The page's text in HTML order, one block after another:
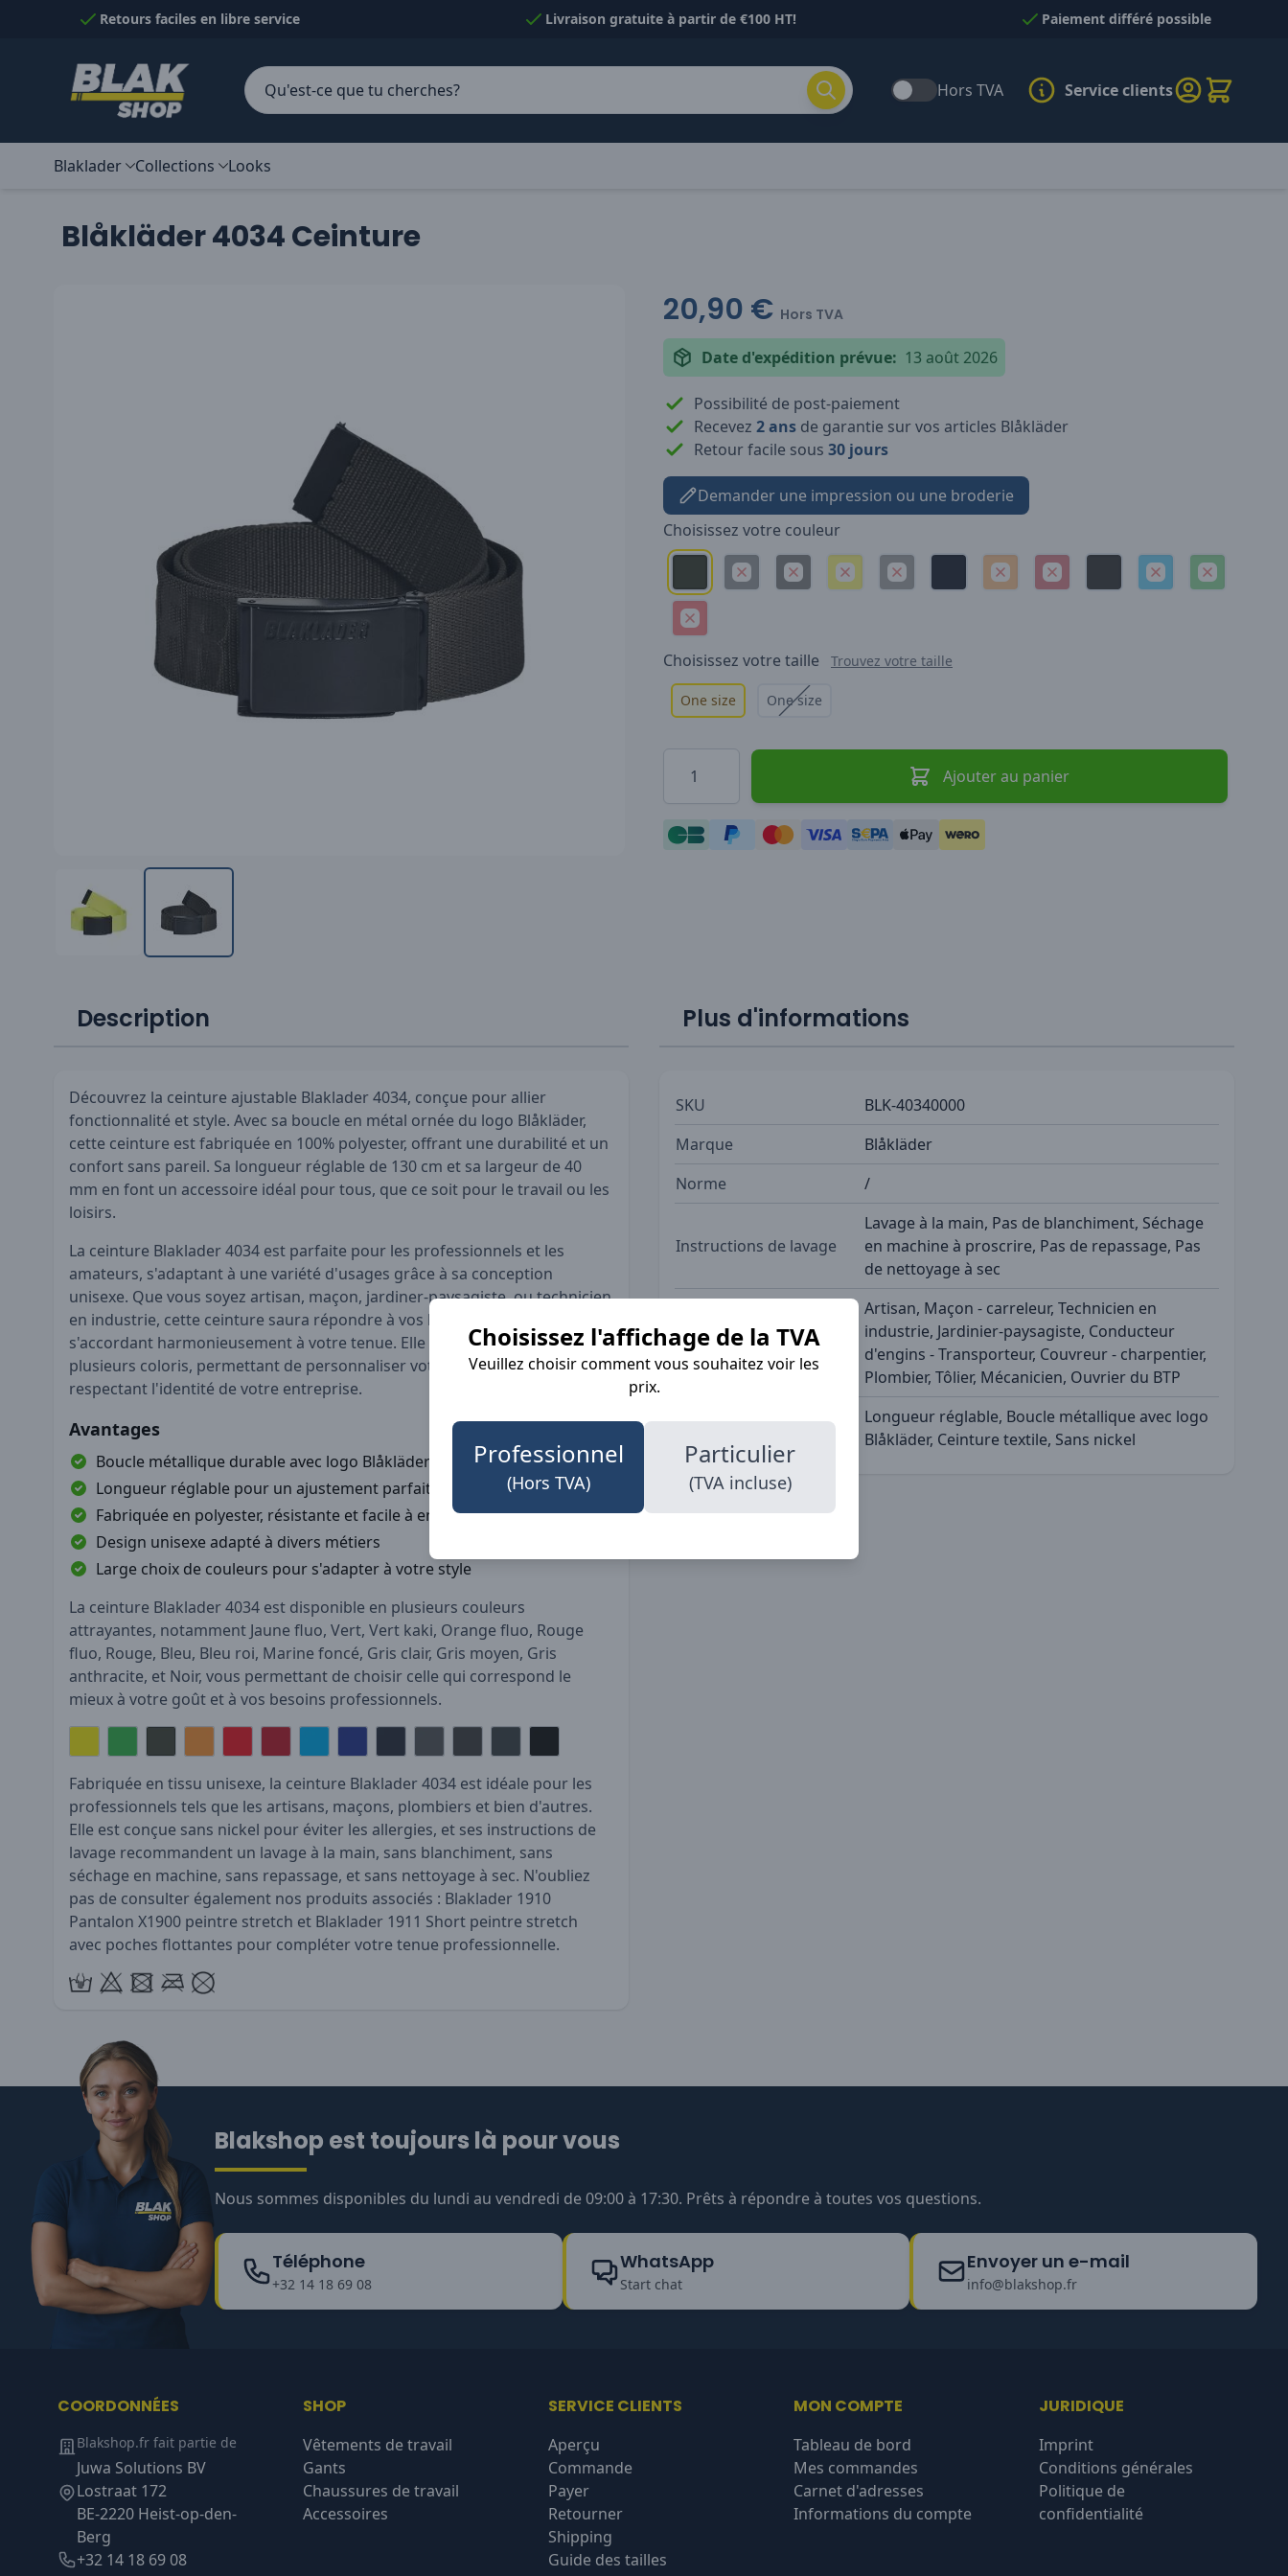
Passer au contenu
Choisissez l'affichage de la TVA
Veuillez choisir comment vous souhaitez voir les
prix.
Professionnel
(Hors TVA)
Particulier
(TVA incluse)
Retours faciles en libre service Livraison gratuite à partir de €100 HT! Paiement différé possible
Hors TVA Service clients
Blaklader Collections Looks
Blåkläder 4034 Ceinture
20,90 € Hors TVA
Date d'expédition prévue: 13 août 2026
Possibilité de post-paiement
Recevez 2 ans de garantie sur vos articles Blåkläder
Retour facile sous 30 jours
Demander une impression ou une broderie
Choisissez votre couleur
Choisissez votre taille Trouvez votre taille
One size One size
Ajouter au panier
Description
Découvrez la ceinture ajustable Blaklader 4034, conçue pour allier
fonctionnalité et style. Avec sa boucle en métal ornée du logo Blåkläder,
cette ceinture est fabriquée en 100% polyester, offrant une durabilité et un
confort sans pareil. Sa longueur réglable de 130 cm et sa largeur de 40
mm en font un accessoire idéal pour tous, que ce soit pour le travail ou les
loisirs.
La ceinture Blaklader 4034 est parfaite pour les professionnels et les
amateurs, s'adaptant à une variété d'usages grâce à sa conception
unisexe. Que vous soyez artisan, maçon, jardiner-paysagiste, ou technicien
en industrie, cette ceinture saura répondre à vos besoins tout en
s'accordant harmonieusement à votre tenue. Elle est disponible dans
plusieurs coloris, permettant de personnaliser votre look tout en
respectant l'identité de votre entreprise.
Avantages
Boucle métallique durable avec logo Blåkläder
Longueur réglable pour un ajustement parfait
Fabriquée en polyester, résistante et facile à entretenir
Design unisexe adapté à divers métiers
Large choix de couleurs pour s'adapter à votre style
La ceinture Blaklader 4034 est disponible en plusieurs couleurs
attrayantes, notamment Jaune fluo, Vert, Vert kaki, Orange fluo, Rouge
fluo, Rouge, Bleu, Bleu roi, Marine foncé, Gris clair, Gris moyen, Gris
anthracite, et Noir, vous permettant de choisir celle qui correspond le
mieux à votre goût et à vos besoins professionnels.
Fabriquée en tissu unisexe, la ceinture Blaklader 4034 est idéale pour les
professionnels tels que les artisans, maçons, plombiers et bien d'autres.
Elle est conçue sans nickel pour éviter les allergies, et ses instructions de
lavage recommandent un lavage à la main, sans blanchiment, sans
séchage en machine, sans repassage, et sans nettoyage à sec. N'oubliez
pas de consulter également nos produits associés : Blaklader 1910
Pantalon X1900 peintre stretch et Blaklader 1911 Short peintre stretch
avec poches flottantes pour compléter votre tenue professionnelle.
Plus d'informations
SKU
BLK-40340000
Marque
Blåkläder
Norme
/
Instructions de lavage
Lavage à la main, Pas de blanchiment, Séchage
en machine à proscrire, Pas de repassage, Pas
de nettoyage à sec
Professions
Artisan, Maçon - carreleur, Technicien en
industrie, Jardinier-paysagiste, Conducteur
d'engins - Transporteur, Couvreur - charpentier,
Plombier, Tôlier, Mécanicien, Ouvrier du BTP
Détails
Longueur réglable, Boucle métallique avec logo
Blåkläder, Ceinture textile, Sans nickel
Blakshop est toujours là pour vous
Nous sommes disponibles du lundi au vendredi de 09:00 à 17:30. Prêts à répondre à toutes vos questions.
Téléphone
+32 14 18 69 08
WhatsApp
Start chat
Envoyer un e-mail
info@blakshop.fr
COORDONNÉES
Blakshop.fr fait partie de
Juwa Solutions BV
Lostraat 172
BE-2220 Heist-op-den-
Berg
+32 14 18 69 08
SHOP
Vêtements de travail
Gants
Chaussures de travail
Accessoires
SERVICE CLIENTS
Aperçu
Commande
Payer
Retourner
Shipping
Guide des tailles
MON COMPTE
Tableau de bord
Mes commandes
Carnet d'adresses
Informations du compte
JURIDIQUE
Imprint
Conditions générales
Politique de
confidentialité